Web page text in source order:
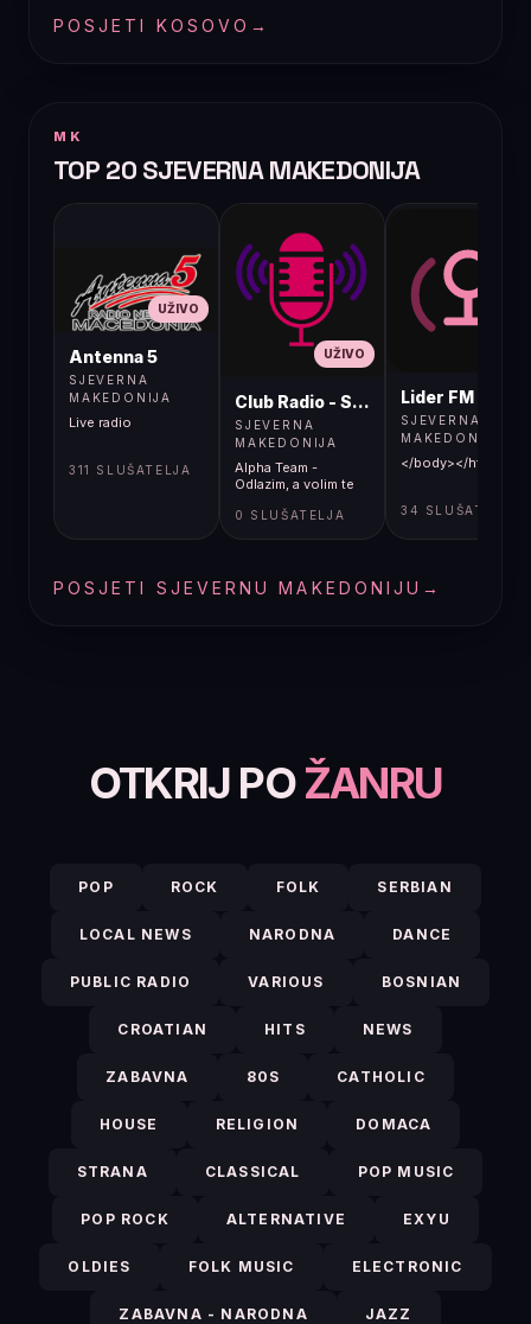
POSJETI KOSOVO →
MK
TOP 20 SJEVERNA MAKEDONIJA
UŽIVO
Antenna 5
SJEVERNA
MAKEDONIJA
Live radio
311 SLUŠATELJA
UŽIVO
Club Radio - Skopje, Mcedonia
SJEVERNA
MAKEDONIJA
Alpha Team -
Odlazim, a volim te
0 SLUŠATELJA
Lider FM 107,4
SJEVERNA
MAKEDONIJA
</body></html>
34 SLUŠATELJA
POSJETI SJEVERNU MAKEDONIJU →
OTKRIJ POŽANRU
POP ROCK FOLK SERBIAN
LOCAL NEWS NARODNA DANCE
PUBLIC RADIO VARIOUS BOSNIAN
CROATIAN HITS NEWS
ZABAVNA 80S CATHOLIC
HOUSE RELIGION DOMACA
STRANA CLASSICAL POP MUSIC
POP ROCK ALTERNATIVE EXYU
OLDIES FOLK MUSIC ELECTRONIC
ZABAVNA - NARODNA JAZZ